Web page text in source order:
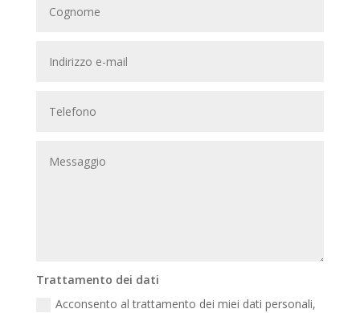
Trattamento dei dati
Acconsento al trattamento dei miei dati personali,